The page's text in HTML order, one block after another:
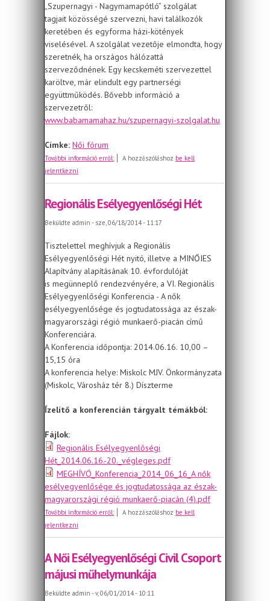
„Szupernagyi - Nagymamapótló” szolgálat
tagjait közösségé szervezni, havi találkozók
keretében és egyforma házi-kötények
viselésével. A szolgálat vezetője elmondta, hogy
szeretnék, ha országos hálózattá
szerveződnének. Egy kecskeméti szervezettel
karöltve, már elindult egy partnerségi
együttműködés. Bővebb információ a
szervezetről:
www.babamamahaz.hu/szupernagyi-szolgalat.hu
Címke: Női fórum
További információ erről:A Női Esélyegyenlőségi Civil Csoport
A hozzászóláshoz be kell
jelentkezni
Regionális Esélyegyenlőségi Hét
Beküldte admin - sze, 06/18/2014 - 11:17
Tisztelettel meghívjuk a Regionális
Esélyegyenlőségi Hét nyitó, illetve a MINŐIES
Alapítvány alapításának 10. évfordulóját
is megünneplő rendezvényére, a VI. Regionális
Esélyegyenlőségi Konferencia - A nők
esélyegyenlősége és jogtudatossága az észak-
magyarországi régió munkaerő-piacán című
Konferenciára.
A Konferencia időpontja: 2014.06.16. 10,00 –
15,15 óra
A konferencia helye: Miskolc MJV. Önkormányzata
(Miskolc, Városház tér 8.) Díszterme
Ízelítő a konferencián tárgyalt témákból:
Fájlok:
Regionális Esélyegyenlőségi
Hét_2014.06.16.-20._végleges.pdf
MEGHÍVÓ_Konferencia_2014_06_16_A nők
esélyegyenlősége és jogtudatossága az észak-
magyarországi régió munkaerő-piacán (4).pdf
További információ erről:Regionális Esélyegyenlőségi Hét
A hozzászóláshoz be kell
jelentkezni
A Női Esélyegyenlőségi Civil Csoport
májusi műhelymunkája
Beküldte admin - v, 06/01/2014 - 10:11